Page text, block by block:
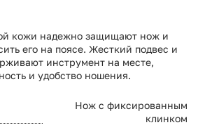
кожи надежно защищают нож и
его на поясе. Жесткий подвес и
инструмент на месте,
и удобство ношения.
Нож с фиксированным
клинком